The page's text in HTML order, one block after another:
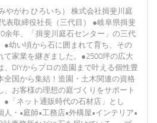
やがわ ひろいち） 株式会社揖斐川庭
表取締役社長（三代目） ●岐阜県揖斐
余年、「揖斐川庭石センター」の三代
●幼い頃から石に囲まれて育ち、その
て家業を継ぎました。●2500坪の広大
、DIYからプロの造園まで叶える個性豊
全国から集結！造園・土木関連の資格
、お客様の理想の庭づくりをサポート
●「ネット通販時代の石材店」とし
人・•庭師•工務店•外構屋•インテリア•